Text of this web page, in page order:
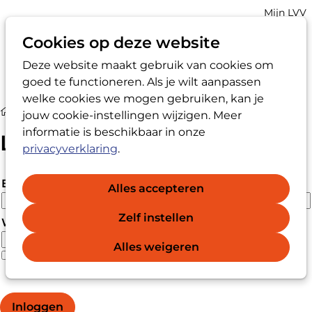
Cookies op deze website
Deze website maakt gebruik van cookies om
goed te functioneren. Als je wilt aanpassen
welke cookies we mogen gebruiken, kan je
jouw cookie-instellingen wijzigen. Meer
informatie is beschikbaar in onze
privacyverklaring.
Alles accepteren
Zelf instellen
Alles weigeren
Zoek
Account
Mijn LVV
Login
Login
E-mailadres
Wachtwoord
Wachtwoord weergeven
Wachtwoord vergeten?
Inloggen